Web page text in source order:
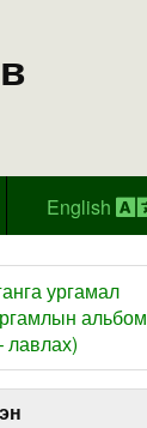
English
ургамал
альбом
лавлах)